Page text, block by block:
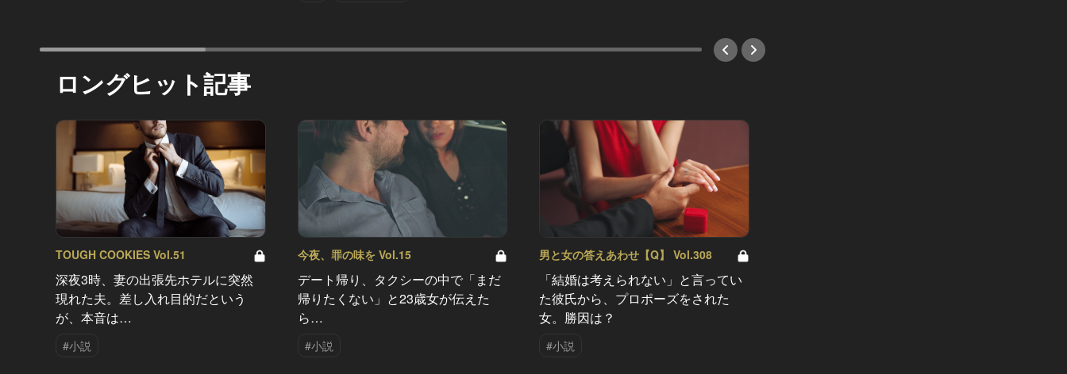
ロングヒット記事
TOUGH COOKIES Vol.51
深夜3時、妻の出張先ホテルに突然
現れた夫。差し入れ目的だという
が、本音は…
#小説
今夜、罪の味を Vol.15
デート帰り、タクシーの中で「まだ
帰りたくない」と23歳女が伝えた
ら…
#小説
男と女の答えあわせ【Q】 Vol.308
「結婚は考えられない」と言ってい
た彼氏から、プロポーズをされた
女。勝因は？
#小説